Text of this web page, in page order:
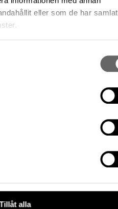
eller som de har
alla